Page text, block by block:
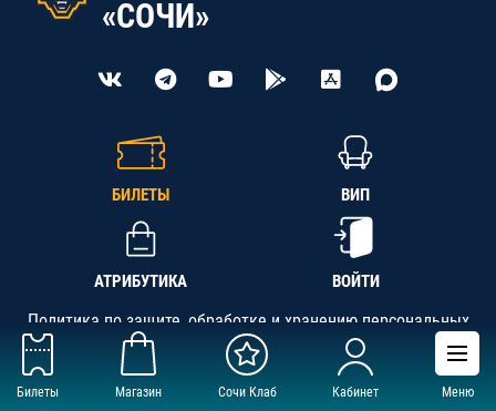
Билеты Магазин Сочи Клаб Кабинет Меню
«СОЧИ»
БИЛЕТЫ ВИП
АТРИБУТИКА ВОЙТИ
Политика по защите, обработке и хранению персональных
данных
АНО «СК «Кубань-Регион», ОГРН 1142300002349,